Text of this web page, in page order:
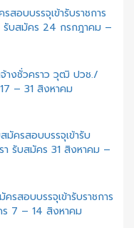
อบบรรจุเข้ารับราชการ
บสมัคร 24 กรกฎาคม –
างชั่วคราว วุฒิ ปวช./
– 31 สิงหาคม
ครสอบบรรจุเข้ารับ
รับสมัคร 31 สิงหาคม –
รสอบบรรจุเข้ารับราชการ
7 – 14 สิงหาคม